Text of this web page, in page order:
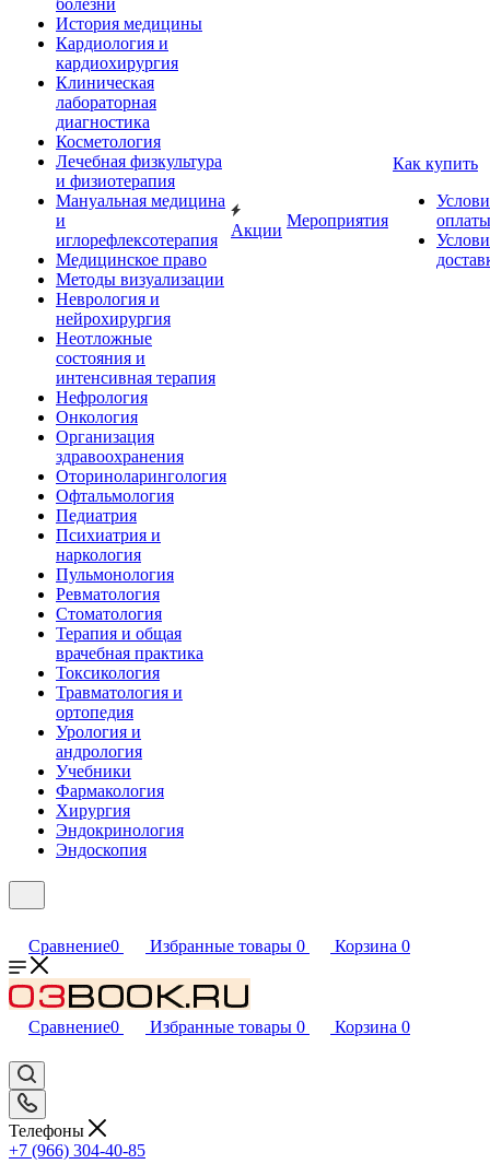
болезни
История медицины
Кардиология и
кардиохирургия
Клиническая
лабораторная
диагностика
Косметология
Лечебная физкультура
и физиотерапия
Мануальная медицина
и
иглорефлексотерапия
Медицинское право
Методы визуализации
Неврология и
нейрохирургия
Неотложные
состояния и
интенсивная терапия
Нефрология
Онкология
Организация
здравоохранения
Оториноларингология
Офтальмология
Педиатрия
Психиатрия и
наркология
Пульмонология
Ревматология
Стоматология
Терапия и общая
врачебная практика
Токсикология
Травматология и
ортопедия
Урология и
андрология
Учебники
Фармакология
Хирургия
Эндокринология
Эндоскопия
Акции
Мероприятия
Как купить
оплаты
Сравнение0 Избранные товары 0 Корзина 0
Сравнение0 Избранные товары 0 Корзина 0
Телефоны
+7 (966) 304-40-85